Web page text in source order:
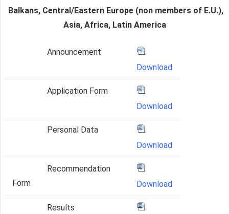
Balkans, Central/Eastern Europe (non members of E.U.),
Asia, Africa, Latin America
Announcement
Download
Application Form
Download
Personal Data
Download
Recommendation
Form
Download
Results